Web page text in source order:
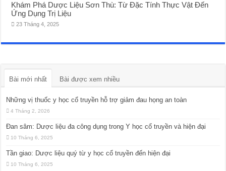
Khám Phá Dược Liệu Sơn Thù: Từ Đặc Tính Thực Vật Đến
Ứng Dụng Trị Liệu
23 Tháng 4, 2025
Bài mới nhất Bài được xem nhiều
Những vị thuốc y học cổ truyền hỗ trợ giảm đau họng an toàn
4 Tháng 2, 2026
Đan sâm: Dược liệu đa công dụng trong Y học cổ truyền và hiện đại
10 Tháng 6, 2025
Tần giao: Dược liệu quý từ y học cổ truyền đến hiện đại
10 Tháng 6, 2025